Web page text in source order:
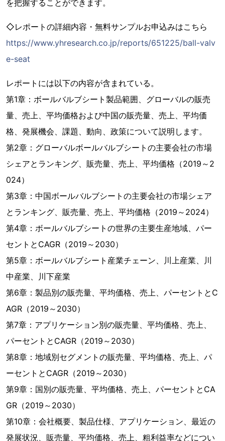
を把握することができます。
◇レポートの詳細内容・無料サンプルお申込みはこちら
https://www.yhresearch.co.jp/reports/651225/ball-valv
e-seat
レポートには以下の内容が含まれている。
第1章：ボールバルブシート製品範囲、グローバルの販売
量、売上、平均価格および中国の販売量、売上、平均価
格、発展機会、課題、動向、政策について説明します。
第2章：グローバルボールバルブシートの主要会社の市場
シェアとランキング、販売量、売上、平均価格（2019～2
024）
第3章：中国ボールバルブシートの主要会社の市場シェア
とランキング、販売量、売上、平均価格（2019～2024）
第4章：ボールバルブシートの世界の主要生産地域、パー
セントとCAGR（2019～2030）
第5章：ボールバルブシート産業チェーン、川上産業、川
中産業、川下産業
第6章：製品別の販売量、平均価格、売上、パーセントとC
AGR（2019～2030）
第7章：アプリケーション別の販売量、平均価格、売上、
パーセントとCAGR（2019～2030）
第8章：地域別セグメントの販売量、平均価格、売上、パ
ーセントとCAGR（2019～2030）
第9章：国別の販売量、平均価格、売上、パーセントとCA
GR（2019～2030）
第10章：会社概要、製品仕様、アプリケーション、最近の
発展状況、販売量、平均価格、売上、粗利益率などについ